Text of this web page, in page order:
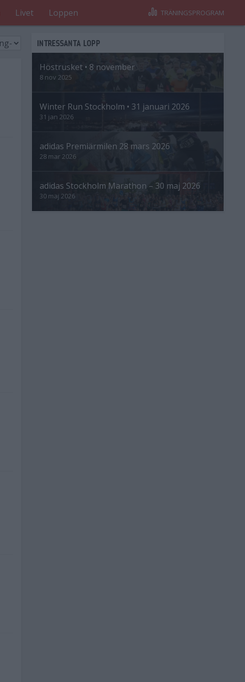
Livet Loppen TRÄNINGSPROGRAM
INTRESSANTA LOPP
Höstrusket • 8 november
8 nov 2025
Winter Run Stockholm • 31 januari 2026
31 jan 2026
adidas Premiärmilen 28 mars 2026
28 mar 2026
adidas Stockholm Marathon – 30 maj 2026
30 maj 2026